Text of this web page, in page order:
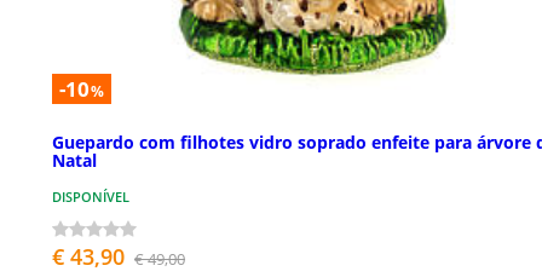
-10%
Guepardo com filhotes vidro soprado enfeite para árvore
Natal
DISPONÍVEL
€ 43,90 € 49,00